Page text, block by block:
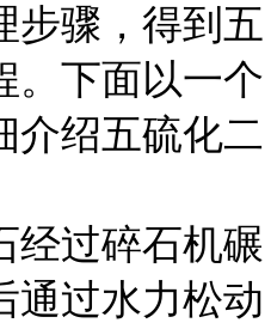
步骤，得到五
。下面以一个
介绍五硫化二
经过碎石机碾
通过水力松动